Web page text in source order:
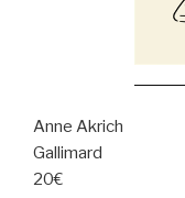
Anne Akrich
Gallimard
20€